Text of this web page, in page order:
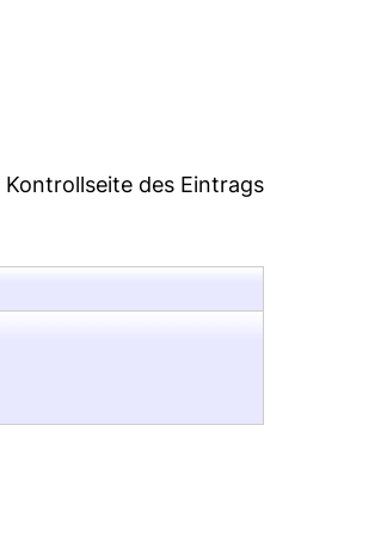
Kontrollseite des Eintrags